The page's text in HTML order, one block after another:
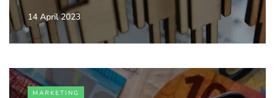
14 April 2023
MARKETING